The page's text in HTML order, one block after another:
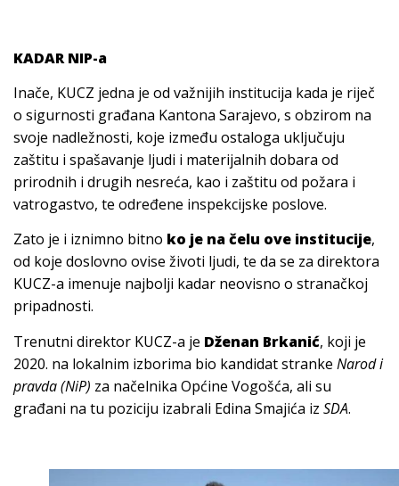
KADAR NIP-a
Inače, KUCZ jedna je od važnijih institucija kada je riječ
o sigurnosti građana Kantona Sarajevo, s obzirom na
svoje nadležnosti, koje između ostaloga uključuju
zaštitu i spašavanje ljudi i materijalnih dobara od
prirodnih i drugih nesreća, kao i zaštitu od požara i
vatrogastvo, te određene inspekcijske poslove.
Zato je i iznimno bitno ko je na čelu ove institucije,
od koje doslovno ovise životi ljudi, te da se za direktora
KUCZ-a imenuje najbolji kadar neovisno o stranačkoj
pripadnosti.
Trenutni direktor KUCZ-a je Dženan Brkanić, koji je
2020. na lokalnim izborima bio kandidat stranke Narod i
pravda (NiP) za načelnika Općine Vogošća, ali su
građani na tu poziciju izabrali Edina Smajića iz SDA.